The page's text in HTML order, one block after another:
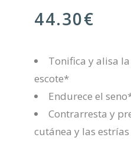
44.30€
Tonifica y alisa
escote*
Endurece el
Contrarresta y
cutánea y las